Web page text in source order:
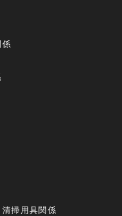
係
掃用具関係